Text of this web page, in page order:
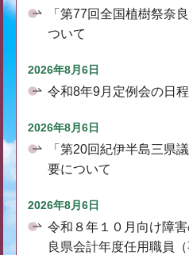
「第77回全国植樹祭奈
ついて
2026年8月6日
令和8年9月定例会の日
2026年8月6日
「第20回紀伊半島三県
要について
2026年8月6日
令和８年１０月向け障
良県会計年度任用職員